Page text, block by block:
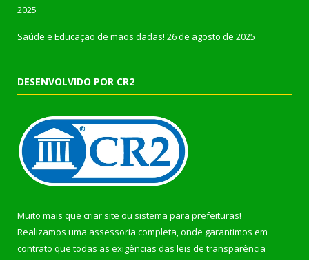
2025
Saúde e Educação de mãos dadas! 26 de agosto de 2025
DESENVOLVIDO POR CR2
Muito mais que criar site ou sistema para prefeituras!
Realizamos uma assessoria completa, onde garantimos em
contrato que todas as exigências das leis de transparência